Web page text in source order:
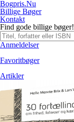
Bogpris.Nu
Billige Bøger
Kontakt
Find gode billige bøger!
Anmeldelser
Favoritbøger
Artikler